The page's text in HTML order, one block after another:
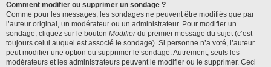
Comment modifier ou supprimer un sondage ?
Comme pour les messages, les sondages ne peuvent être modifiés que par
l’auteur original, un modérateur ou un administrateur. Pour modifier un
sondage, cliquez sur le bouton Modifierdu premier message du sujet (c’est
toujours celui auquel est associé le sondage). Si personne n’a voté, l’auteur
peut modifier une option ou supprimer le sondage. Autrement, seuls les
modérateurs et les administrateurs peuvent le modifier ou le supprimer. Ceci